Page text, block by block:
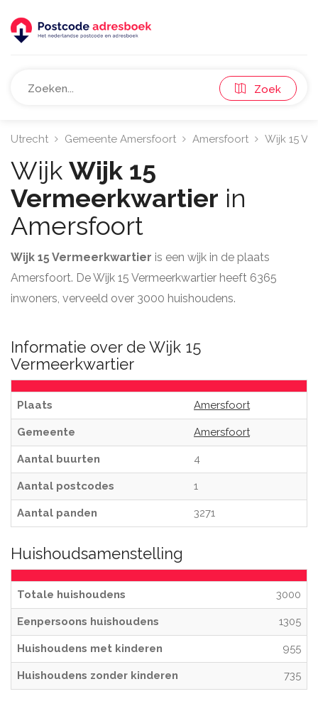
Zoek
Utrecht Gemeente Amersfoort Amersfoort Wijk 15
Wijk Wijk 15
Vermeerkwartier in
Amersfoort
Wijk 15 Vermeerkwartier is een wijk in de plaats
Amersfoort. De Wijk 15 Vermeerkwartier heeft 6365
inwoners, verveeld over 3000 huishoudens.
Informatie over de Wijk 15
Vermeerkwartier
Plaats Amersfoort
Gemeente Amersfoort
Aantal buurten 4
Aantal postcodes 1
Aantal panden 3271
Huishoudsamenstelling
Totale huishoudens 3000
Eenpersoons huishoudens 1305
Huishoudens met kinderen 955
Huishoudens zonder kinderen 735